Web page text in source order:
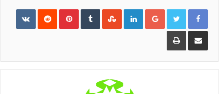
Google+
LinkedIn
Pinterest
مشاركة
البريد
طباعة